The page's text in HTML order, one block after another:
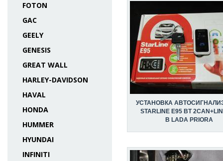
FOTON
GAC
GEELY
GENESIS
GREAT WALL
HARLEY-DAVIDSON
HAVAL
HONDA
HUMMER
HYUNDAI
INFINITI
УСТАНОВКА
STARLINE E95 BT
В LADA PRIORA